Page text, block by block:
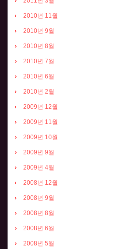
2010년 11월
2010년 9월
2010년 8월
2010년 7월
2010년 6월
2010년 2월
2009년 12월
2009년 11월
2009년 10월
2009년 9월
2009년 4월
2008년 12월
2008년 9월
2008년 8월
2008년 6월
2008년 5월